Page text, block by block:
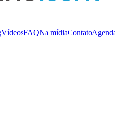
VídeosFAQNa mídiaContato